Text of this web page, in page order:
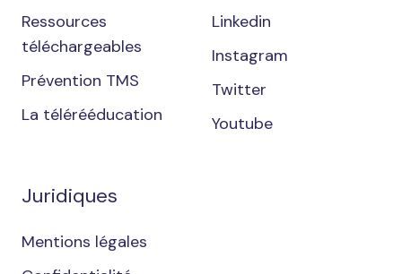
Ressources
téléchargeables
Prévention TMS
La télérééducation
Linkedin
Instagram
Twitter
Youtube
Juridiques
Mentions légales